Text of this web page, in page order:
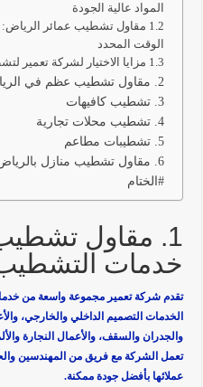
المواد عالية الجودة
1.2 مقاول تشطيب عمائر الرياض:
الوقت المحدد
1.3 مزايا الاختيار لشركة تعمير لتشطيب عمائر الرياض
2. مقاول تشطيب عظم في الرياض
3. تشطيب كافيهات
4. تشطيب محلات تجارية
5. تشطيبات مطاعم
6. مقاول تشطيب منازل بالرياض
#الختام
1. مقاول
خدمات التشطيب
تقدم شركة تعمير مجموعة واسعة من
الخدمات التصميم الداخلي والخارجي،
والجدران والسقف، والأعمال النجارة
تعمل الشركة مع فريق من المهندسين
عملائها بأفضل جودة ممكنة.